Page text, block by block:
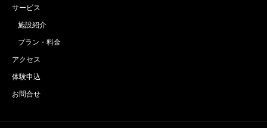
サービス
施設紹介
プラン・料金
アクセス
体験申込
お問合せ